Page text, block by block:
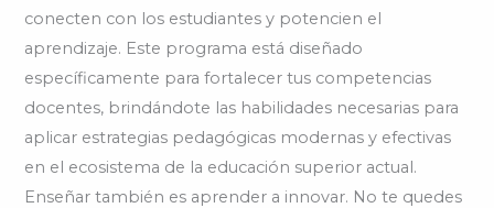
conecten con los estudiantes y potencien el
aprendizaje. Este programa está diseñado
específicamente para fortalecer tus competencias
docentes, brindándote las habilidades necesarias para
aplicar estrategias pedagógicas modernas y efectivas
en el ecosistema de la educación superior actual.
Enseñar también es aprender a innovar. No te quedes